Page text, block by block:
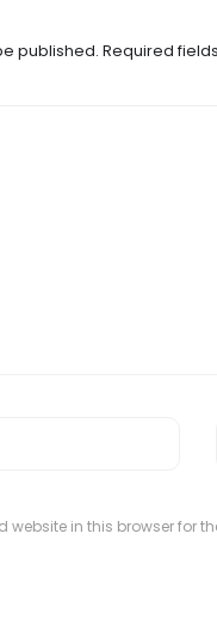
published. Required
website in this browser for